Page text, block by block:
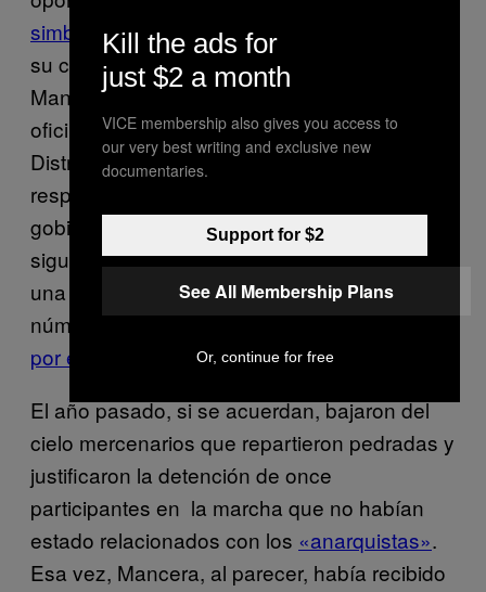
simbólico. Esta postura fue más evidente en
su cálculo deliberado a partir de la actitud de
Mancera, que, como sabemos, encabeza la
oficina de extensión de Los Pinos para el
Distrito Federal. En su papel de mascota, ha
respondido con el mismo ánimo que el
gobierno federal a cada contingencia. Ahora,
siguiendo a Osorio Chong, dijo que esperaba
una manifestación tranquila y estimó un
número de participantes que estuvo un poco
por encima del real.
El año pasado, si se acuerdan, bajaron del
cielo mercenarios que repartieron pedradas y
justificaron la detención de once
participantes en la marcha que no habían
estado relacionados con los «anarquistas».
Esa vez, Mancera, al parecer, había recibido
Kill the ads for
just $2 a month
VICE membership also gives you access to
our very best writing and exclusive new
documentaries.
Support for $2
See All Membership Plans
Or, continue for free